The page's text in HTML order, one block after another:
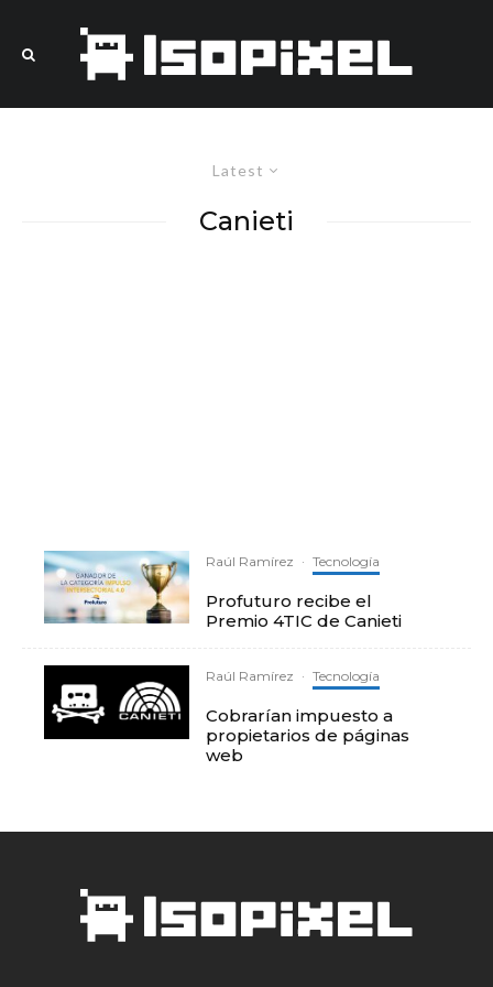
Latest
Canieti
Raúl Ramírez · Tecnología
Profuturo recibe el
Premio 4TIC de Canieti
Raúl Ramírez · Tecnología
Cobrarían impuesto a
propietarios de páginas
web